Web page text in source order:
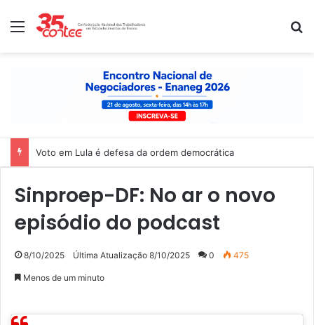
Menu
Voto em Lula é defesa da ordem democrática
Sinproep-DF: No ar o novo
episódio do podcast
8/10/2025 Última Atualização 8/10/2025 0 475
Menos de um minuto